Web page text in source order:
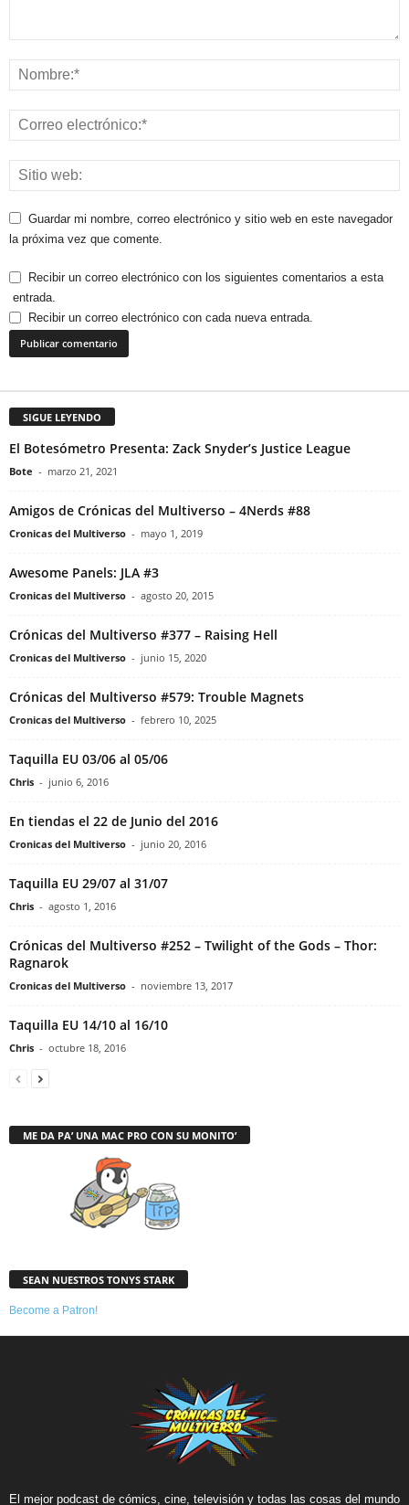
Guardar mi nombre, correo electrónico y sitio web en este navegador
la próxima vez que comente.
Recibir un correo electrónico con los siguientes comentarios a esta
entrada.
Recibir un correo electrónico con cada nueva entrada.
SIGUE LEYENDO
El Botesómetro Presenta: Zack Snyder’s Justice League
Bote - marzo 21, 2021
Amigos de Crónicas del Multiverso – 4Nerds #88
Cronicas del Multiverso - mayo 1, 2019
Awesome Panels: JLA #3
Cronicas del Multiverso - agosto 20, 2015
Crónicas del Multiverso #377 – Raising Hell
Cronicas del Multiverso - junio 15, 2020
Crónicas del Multiverso #579: Trouble Magnets
Cronicas del Multiverso - febrero 10, 2025
Taquilla EU 03/06 al 05/06
Chris - junio 6, 2016
En tiendas el 22 de Junio del 2016
Cronicas del Multiverso - junio 20, 2016
Taquilla EU 29/07 al 31/07
Chris - agosto 1, 2016
Crónicas del Multiverso #252 – Twilight of the Gods – Thor:
Ragnarok
Cronicas del Multiverso - noviembre 13, 2017
Taquilla EU 14/10 al 16/10
Chris - octubre 18, 2016
ME DA PA’ UNA MAC PRO CON SU MONITO’
SEAN NUESTROS TONYS STARK
Become a Patron!
El mejor podcast de cómics, cine, televisión y todas las cosas del mundo